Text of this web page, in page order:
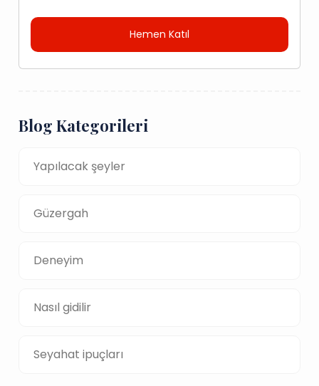
Hemen Katıl
Blog Kategorileri
Yapılacak şeyler
Güzergah
Deneyim
Nasıl gidilir
Seyahat ipuçları